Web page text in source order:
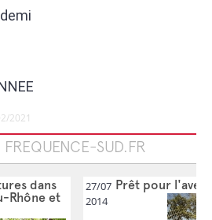
2021
FREQUENCE-SUD.FR
dans
Rhône et
27/07
2014
Prêt pour